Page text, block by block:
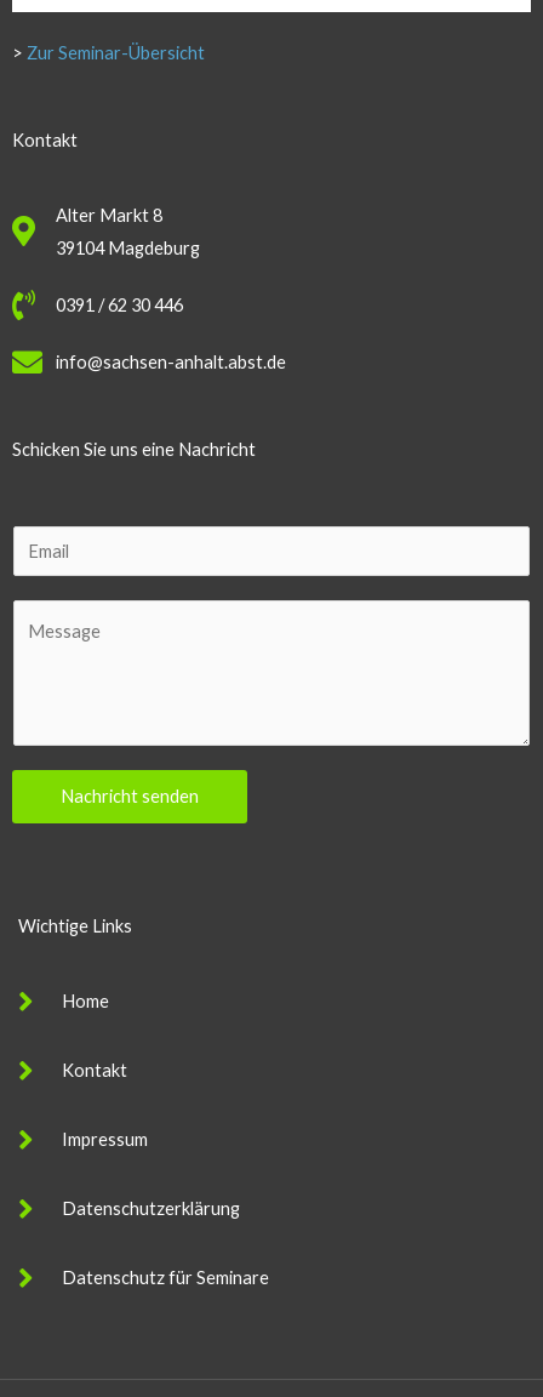
> Zur Seminar-Übersicht
Kontakt
Alter Markt 8
39104 Magdeburg
0391 / 62 30 446
info@sachsen-anhalt.abst.de
Schicken Sie uns eine Nachricht
m
a
e
n
s
g
Nachricht senden
Wichtige Links
Home
Kontakt
Impressum
Datenschutzerklärung
Datenschutz für Seminare